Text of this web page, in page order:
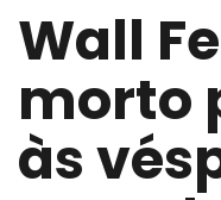
Wall
morto
às